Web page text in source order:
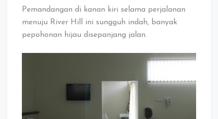
Pemandangan di kanan kiri selama perjalanan
menuju River Hill ini sungguh indah, banyak
pepohonan hijau disepanjang jalan.